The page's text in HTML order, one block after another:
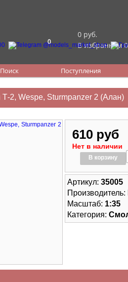
0
0 руб.
В избранном 0
Поиск Поступления
2, Wespe, Sturmpanzer 2 (Алан)
610 руб
Нет в наличии
В корзину
Артикул: 35005
Производитель:
Масштаб: 1:35
Категория: